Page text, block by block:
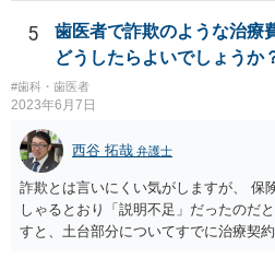
って、産休・育休を認めないというこ
ながら実際には、妊娠・出産をしたら
す。 しかし、このような慣行となって
項に違反します。 均等法違反は行政指
勧告に従わない場合には企業名が公表
に小さな医院で公表までいったケース
スと言えます。 また、産休・育休を理
害賠償請求の対象にもなります。 実際
かは、職場での人間関係など気になる
か労基署へ一度ご相談いただくと安心
妊娠、出産等を理由とする不利益取扱
は、女性労働者が婚姻し、妊娠し、又
5
歯医者で詐欺のような治療
どうしたらよいでしょうか
#歯科・歯医者
2023年6月7日
西谷 拓哉 弁護士
詐欺とは言いにくい気がしますが、 保
しゃるとおり「説明不足」だったのだ
すと、土台部分についてすでに治療契